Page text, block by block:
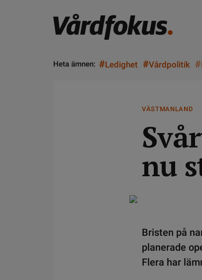
Heta ämnen: #Ledighet #Vårdpolitik #
VÄSTMANLAND
nu
Bristen på
planerade
Flera har